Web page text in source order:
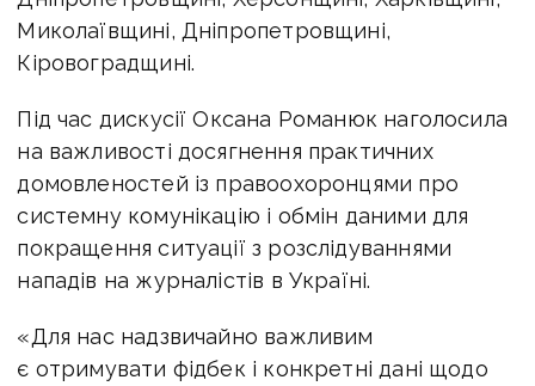
Миколаївщині, Дніпропетровщині,
Кіровоградщині.
Під час дискусії Оксана Романюк наголосила
на важливості досягнення практичних
домовленостей із правоохоронцями про
системну комунікацію і обмін даними для
покращення ситуації з розслідуваннями
нападів на журналістів в Україні.
«Для нас надзвичайно важливим
є отримувати фідбек і конкретні дані щодо